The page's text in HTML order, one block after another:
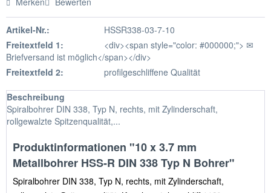
Artikel-Nr.:
HSSR338-03-7-10
Freitextfeld 1:
<div><span style="color: #000000;"> ✉
Briefversand ist möglich</span></div>
Freitextfeld 2:
profilgeschliffene Qualität
Beschreibung
Spiralbohrer DIN 338, Typ N, rechts, mit Zylinderschaft,
rollgewalzte Spitzenqualität,...
Produktinformationen "10 x 3.7 mm
Metallbohrer HSS-R DIN 338 Typ N Bohrer"
Spiralbohrer DIN 338, Typ N, rechts, mit Zylinderschaft,